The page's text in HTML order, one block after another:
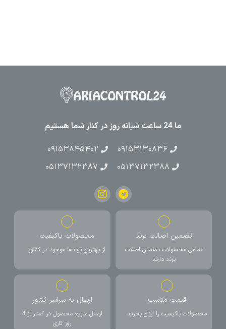
ما 24 ساعت شبانه روز در کنار شما هستیم
۰۹۱۵۳۱۳۰۸۳۶
۰۹۱۵۳۸۴۵۴۰۲
۰۵۱۳۷۱۳۲۳۸۸
۰۵۱۳۷۱۳۲۳۸۷
تضمین اصالت برند
تمامی محصولات تضمین اصلات
برند دارند
محصولات باکیفیت
از بهترین برندها موجود در کشور
قیمت مناسب
محصولات باکیفیت را ارزان بخرید
ارسال به سراسر کشور
ارسال سریع محصول در کمتر از 4
روز کاری